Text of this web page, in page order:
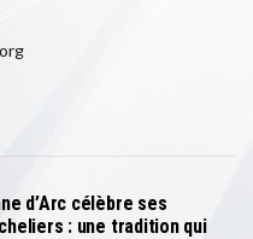
d’Arc célèbre ses
: une tradition qui